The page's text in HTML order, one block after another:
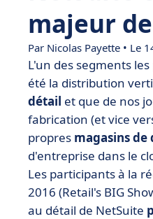
majeur
Par Nicolas Payette • Le
L'un des segments
été la distribution
détail et que de nos
fabrication (et vice
propres magasins
d'entreprise dans le
Les participants à la
2016 (Retail's BIG
au détail de NetSuite